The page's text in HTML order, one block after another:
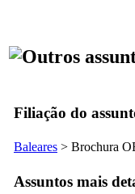
Filiação do
Baleares > Brochura
Assuntos mais